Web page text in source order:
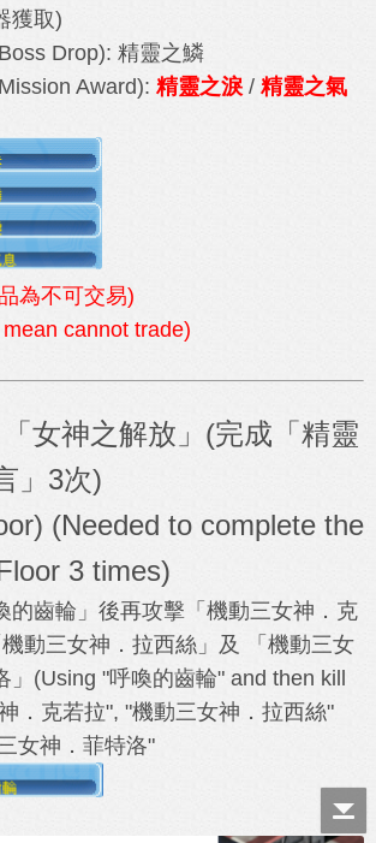
獲取)
Drop): 精靈之鱗
Award): 精靈之淚 / 精靈之氣
為不可交易)
cannot trade)
「女神之解放」(完成「精靈
」3次)
) (Needed to complete the
3 times)
的齒輪」後再攻擊「 機動三女神．克
機動三女神．拉西絲」及 「 機動三女
(Using "呼喚的齒輪" and then kill
．克若拉", "機動三女神．拉西絲"
女神．菲特洛"